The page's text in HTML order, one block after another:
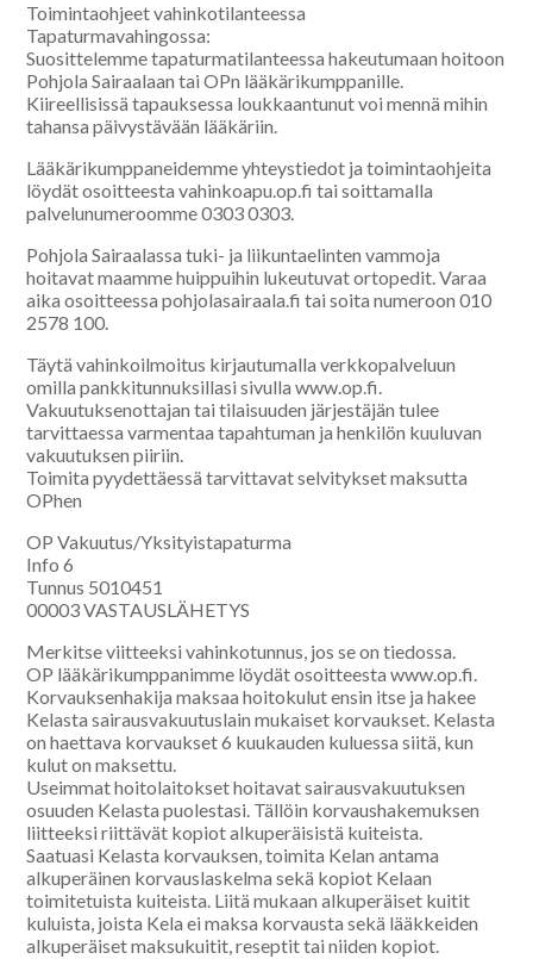
Toimintaohjeet vahinkotilanteessa
Tapaturmavahingossa:
Suosittelemme tapaturmatilanteessa hakeutumaan hoitoon
Pohjola Sairaalaan tai OPn lääkärikumppanille.
Kiireellisissä tapauksessa loukkaantunut voi mennä mihin
tahansa päivystävään lääkäriin.
Lääkärikumppaneidemme yhteystiedot ja toimintaohjeita
löydät osoitteesta vahinkoapu.op.fi tai soittamalla
palvelunumeroomme 0303 0303.
Pohjola Sairaalassa tuki- ja liikuntaelinten vammoja
hoitavat maamme huippuihin lukeutuvat ortopedit. Varaa
aika osoitteessa pohjolasairaala.fi tai soita numeroon 010
2578 100.
Täytä vahinkoilmoitus kirjautumalla verkkopalveluun
omilla pankkitunnuksillasi sivulla www.op.fi.
Vakuutuksenottajan tai tilaisuuden järjestäjän tulee
tarvittaessa varmentaa tapahtuman ja henkilön kuuluvan
vakuutuksen piiriin.
Toimita pyydettäessä tarvittavat selvitykset maksutta
OPhen
OP Vakuutus/Yksityistapaturma
Info 6
Tunnus 5010451
00003 VASTAUSLÄHETYS
Merkitse viitteeksi vahinkotunnus, jos se on tiedossa.
OP lääkärikumppanimme löydät osoitteesta www.op.fi.
Korvauksenhakija maksaa hoitokulut ensin itse ja hakee
Kelasta sairausvakuutuslain mukaiset korvaukset. Kelasta
on haettava korvaukset 6 kuukauden kuluessa siitä, kun
kulut on maksettu.
Useimmat hoitolaitokset hoitavat sairausvakuutuksen
osuuden Kelasta puolestasi. Tällöin korvaushakemuksen
liitteeksi riittävät kopiot alkuperäisistä kuiteista.
Saatuasi Kelasta korvauksen, toimita Kelan antama
alkuperäinen korvauslaskelma sekä kopiot Kelaan
toimitetuista kuiteista. Liitä mukaan alkuperäiset kuitit
kuluista, joista Kela ei maksa korvausta sekä lääkkeiden
alkuperäiset maksukuitit, reseptit tai niiden kopiot.